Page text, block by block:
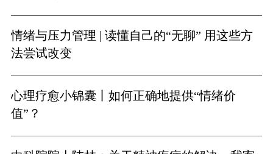
情绪与压力管理 | 读懂自己的“无聊” 用这些方
法尝试改变
心理疗愈小锦囊丨如何正确地提供“情绪价
值”？